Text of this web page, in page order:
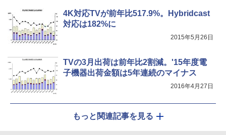
4K対応TVが前年比517.9%。Hybridcast
対応は182%に
2015年5月26日
TVの3月出荷は前年比2割減。'15年度電
子機器出荷金額は5年連続のマイナス
2016年4月27日
もっと関連記事を見る